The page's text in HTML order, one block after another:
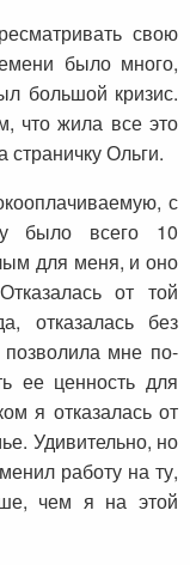
свою
было много,
большой кризис.
что жила все это
страничку Ольги.
с
было всего 10
для меня, и оно
от той
отказалась без
мне по-
ее ценность для
я отказалась от
Удивительно, но
работу на ту,
чем я на этой